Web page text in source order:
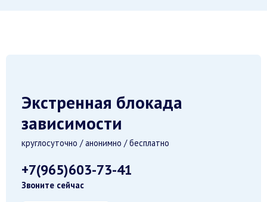
Экстренная блокада
зависимости
круглосуточно / анонимно / бесплатно
+7(965)603-73-41
Звоните сейчас